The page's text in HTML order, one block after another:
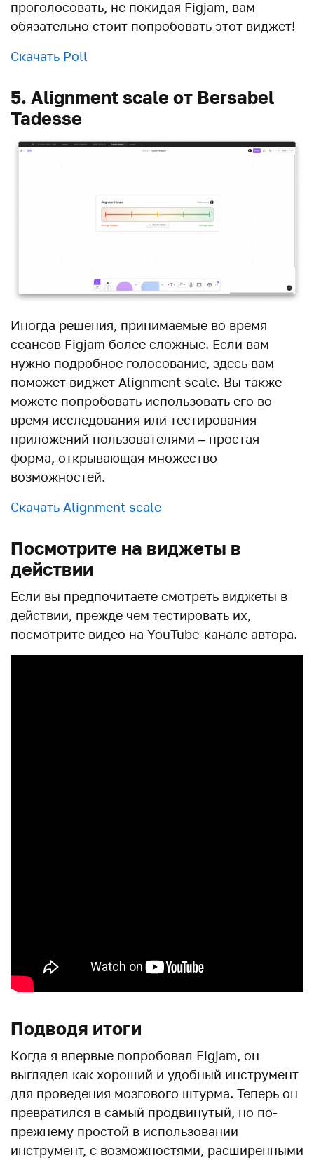
проголосовать, не покидая Figjam, вам
обязательно стоит попробовать этот виджет!
Скачать Poll
5. Alignment scale от Bersabel
Tadesse
Иногда решения, принимаемые во время
сеансов Figjam более сложные. Если вам
нужно подробное голосование, здесь вам
поможет виджет Alignment scale. Вы также
можете попробовать использовать его во
время исследования или тестирования
приложений пользователями – простая
форма, открывающая множество
возможностей.
Скачать Alignment scale
Посмотрите на виджеты в
действии
Если вы предпочитаете смотреть виджеты в
действии, прежде чем тестировать их,
посмотрите видео на YouTube-канале автора.
Подводя итоги
Когда я впервые попробовал Figjam, он
выглядел как хороший и удобный инструмент
для проведения мозгового штурма. Теперь он
превратился в самый продвинутый, но по-
прежнему простой в использовании
инструмент, с возможностями, расширенными